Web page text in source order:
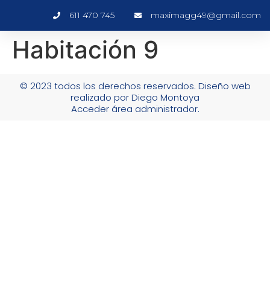
611 470 745 maximagg49@gmail.com
Habitación 9
© 2023 todos los derechos reservados. Diseño web
realizado por Diego Montoya
Acceder área administrador.